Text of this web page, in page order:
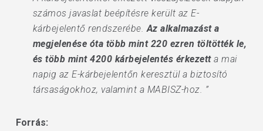
számos javaslat beépítésre került az E-
kárbejelentő rendszerébe.Az alkalmazást a
megjelenése óta több mint 220 ezren töltötték le,
és több mint 4200 kárbejelentés érkezetta mai
napig az E-kárbejelentőn keresztül a biztosító
társaságokhoz, valamint a MABISZ-hoz. ”
Forrás: